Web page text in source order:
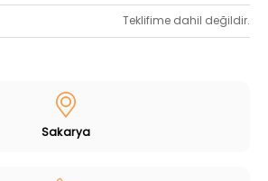
Teklifime dahil değildir.
Sakarya